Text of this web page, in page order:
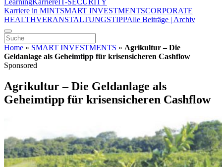
LearningKarriereIT-SECURITY
Karriere in MINTSMART INVESTMENTSCORPORATE
HEALTHVERANSTALTUNGSTIPPAlle Beiträge | Archiv
Home » SMART INVESTMENTS » Agrikultur – Die
Geldanlage als Geheimtipp für krisensicheren Cashflow
Sponsored
Agrikultur – Die Geldanlage als
Geheimtipp für krisensicheren Cashflow